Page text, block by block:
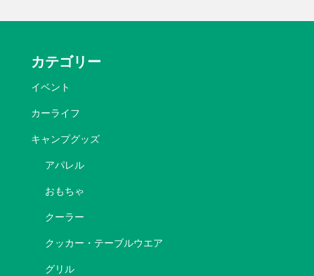
カテゴリー
イベント
カーライフ
キャンプグッズ
アパレル
おもちゃ
クーラー
クッカー・テーブルウエア
グリル